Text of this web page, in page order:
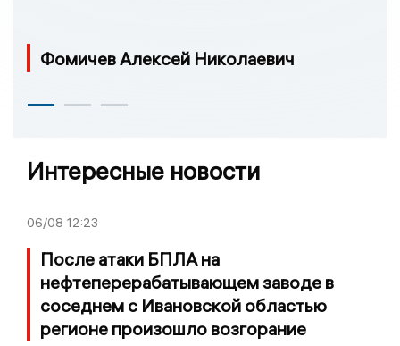
Фомичев Алексей Николаевич
Интересные новости
06/08 12:23
После атаки БПЛА на
нефтеперерабатывающем заводе в
соседнем с Ивановской областью
регионе произошло возгорание